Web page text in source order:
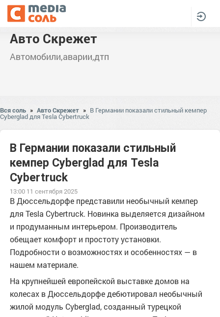
Авто Скрежет
Автомобили,аварии,дтп
Вся соль » Авто Скрежет » В Германии показали стильный кемпер
Cyberglad для Tesla Cybertruck
В Германии показали стильный
кемпер Cyberglad для Tesla
Cybertruck
13:00 11 сентября 2025
В Дюссельдорфе представили необычный кемпер
для Tesla Cybertruck. Новинка выделяется дизайном
и продуманным интерьером. Производитель
обещает комфорт и простоту установки.
Подробности о возможностях и особенностях — в
нашем материале.
На крупнейшей европейской выставке домов на
колесах в Дюссельдорфе дебютировал необычный
жилой модуль Cyberglad, созданный турецкой